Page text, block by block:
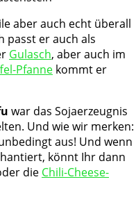
aber auch echt überall
passt er auch als
Gulasch, aber auch im
Pfanne kommt er
war das Sojaerzeugnis
Und wie wir merken:
aus! Und wenn
könnt Ihr dann
die Chili-Cheese-